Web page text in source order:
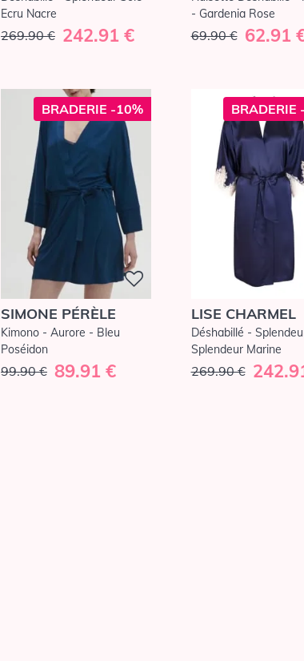
Ecru Nacre
269.90 € 242.91 €
- Gardenia Rose
69.90 € 62.91
BRADERIE -10%
SIMONE PÉRÈLE
Kimono - Aurore - Bleu
Poséidon
99.90 € 89.91 €
BRADERIE
LISE CHARMEL
Déshabillé -
Splendeur Marine
269.90 €